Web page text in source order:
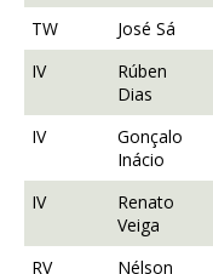
TW José Sá
IV
Rúben
Dias
IV
Gonçalo
Inácio
IV
Renato
Veiga
RV
Nélson